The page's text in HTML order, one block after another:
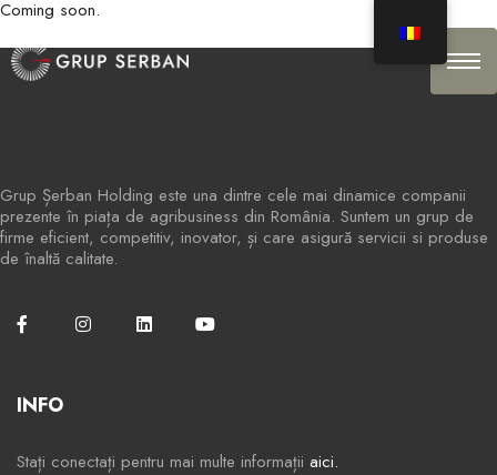
Coming soon.
Grup Șerban Holding este una dintre cele mai dinamice companii
prezente în piața de agribusiness din România. Suntem un grup de
firme eficient, competitiv, inovator, și care asigură servicii si produse
de înaltă calitate.
INFO
Stați conectați pentru mai multe informații aici.